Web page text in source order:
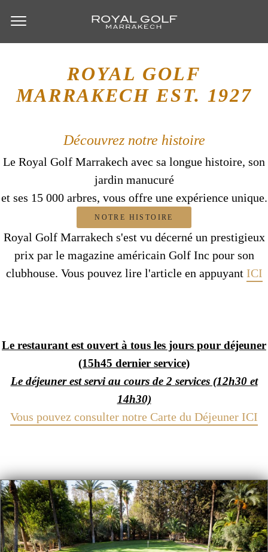
ROYAL GOLF
MARRAKECHEST. 1927
Découvrez notre histoire
Le Royal Golf Marrakech avec sa longue histoire, son
jardin manucuré
et ses 15 000 arbres, vous offre une expérience unique.
NOTRE HISTOIRE
Royal Golf Marrakech s'est vu décerné un prestigieux
prix par le magazine américain Golf Inc pour son
clubhouse. Vous pouvez lire l'article en appuyant ICI
Le restaurant est ouvert à tous les jours pour déjeuner
(15h45 dernier service)
Le déjeuner est servi au cours de 2 services (12h30 et
14h30)
Vous pouvez consulter notre Carte du Déjeuner ICI